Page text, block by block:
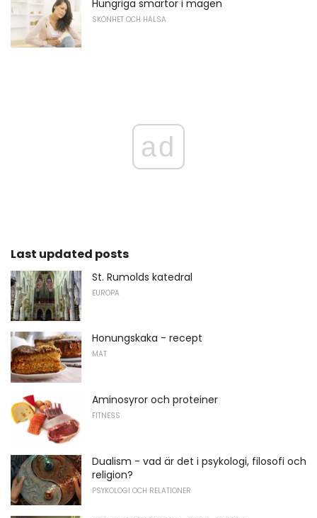
Hungriga smärtor i magen
SKÖNHET OCH HÄLSA
ad
Last updated posts
St. Rumolds katedral
EUROPA
Honungskaka - recept
MAT
Aminosyror och proteiner
FITNESS
Dualism - vad är det i psykologi, filosofi och
religion?
PSYKOLOGI OCH RELATIONER